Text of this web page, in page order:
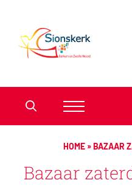
HOME»BAZAAR
Bazaar